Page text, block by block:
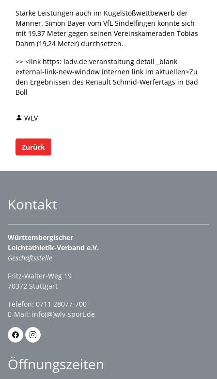
Starke Leistungen auch im Kugelstoßwettbewerb der
Männer. Simon Bayer vom VfL Sindelfingen konnte sich
mit 19,37 Meter gegen seinen Vereinskameraden Tobias
Dahm (19,24 Meter) durchsetzen.
>> <link https: ladv.de veranstaltung detail _blank
external-link-new-window internen link im aktuellen>Zu
den Ergebnissen des Renault Schmid-Werfertags in Bad
Boll
WLV
Zurück
Kontakt
Württembergischer
Leichtathletik-Verband e.V.
Geschäftsstelle
Fritz-Walter-Weg 19
70372 Stuttgart
Telefon: 0711 28077-700
E-Mail: info(@)wlv-sport.de
Öffnungszeiten